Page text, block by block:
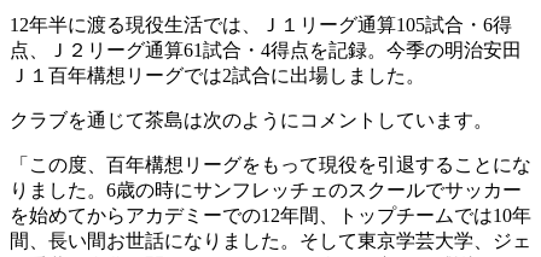
12年半に渡る現役生活では、Ｊ１リーグ通算105試合・6得
点、Ｊ２リーグ通算61試合・4得点を記録。今季の明治安田
Ｊ１百年構想リーグでは2試合に出場しました。
クラブを通じて茶島は次のようにコメントしています。
「この度、百年構想リーグをもって現役を引退することにな
りました。6歳の時にサンフレッチェのスクールでサッカー
を始めてからアカデミーでの12年間、トップチームでは10年
間、長い間お世話になりました。そして東京学芸大学、ジェ